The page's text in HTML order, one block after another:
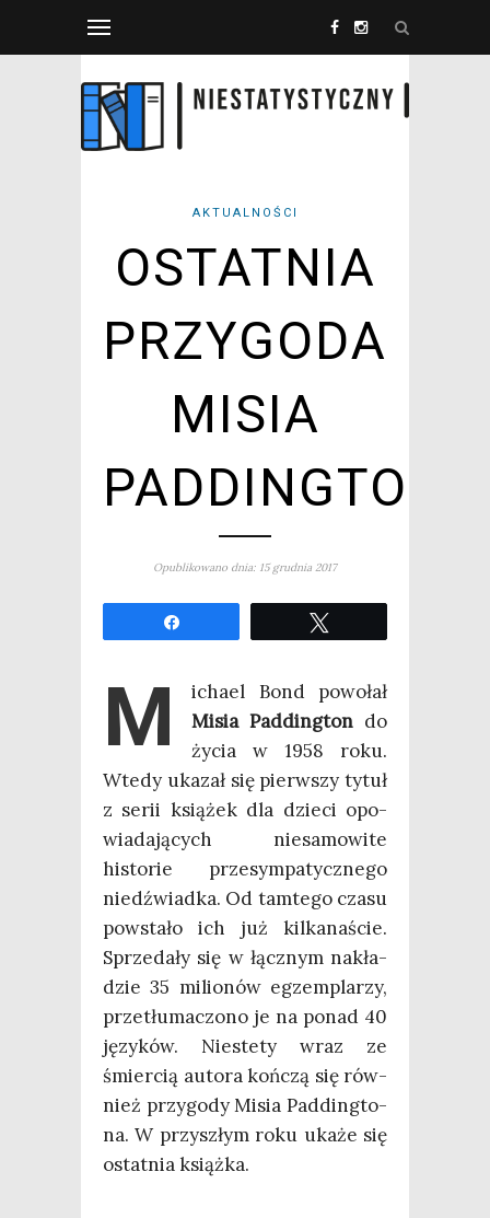
AKTUALNOŚCI
OSTATNIA
PRZYGODA
MISIA
PADDINGTONA
Opublikowano dnia: 15 grudnia 2017
M
icha­el Bond powo­łał
Misia Pad­ding­ton do
życia w 1958 roku.
Wte­dy uka­zał się pierw­szy tytuł
z serii ksią­żek dla dzie­ci opo­
wia­da­ją­cych nie­sa­mo­wi­te
histo­rie prze­sym­pa­tycz­ne­go
niedź­wiad­ka. Od tam­te­go cza­su
powsta­ło ich już kil­ka­na­ście.
Sprze­da­ły się w łącz­nym nakła­
dzie 35 milio­nów egzem­pla­rzy,
prze­tłu­ma­czo­no je na ponad 40
języ­ków. Nie­ste­ty wraz ze
śmier­cią auto­ra koń­czą się rów­
nież przy­go­dy Misia Pad­ding­to­
na. W przy­szłym roku uka­że się
ostat­nia książka.